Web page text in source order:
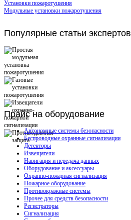
Установки пожаротушения
Модульные установки пожаротушения
Популярные статьи экспертов
Прайсна оборудование
Автономные системы безопасности
Беспроводные охранные сигнализации
Детекторы
Извещатели
Навигация и передача данных
Оборудование и аксессуары
Охранно-пожарная сигнализация
Пожарное оборудование
Противокражные системы
Прочее для средств безопасности
Регистраторы
Сигнализация